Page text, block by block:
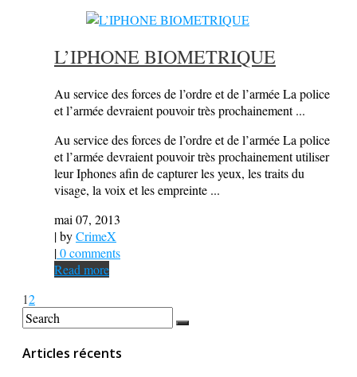
L’IPHONE BIOMETRIQUE
Au service des forces de l’ordre et de l’armée La police
et l’armée devraient pouvoir très prochainement ...
Au service des forces de l’ordre et de l’armée La police
et l’armée devraient pouvoir très prochainement utiliser
leur Iphones afin de capturer les yeux, les traits du
visage, la voix et les empreinte ...
mai 07, 2013
| byCrimeX
|0 comments
Read more
12
Articles récents